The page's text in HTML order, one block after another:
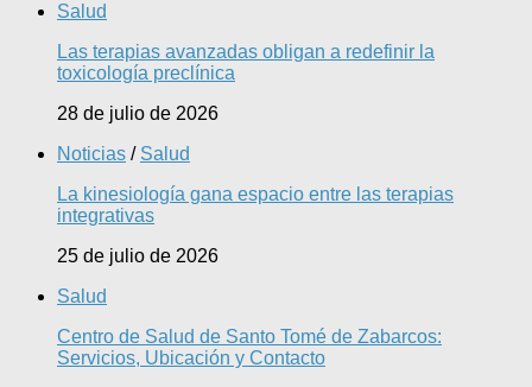
Salud
Las terapias avanzadas obligan a redefinir la
toxicología preclínica
28 de julio de 2026
Noticias / Salud
La kinesiología gana espacio entre las terapias
integrativas
25 de julio de 2026
Salud
Centro de Salud de Santo Tomé de Zabarcos:
Servicios, Ubicación y Contacto